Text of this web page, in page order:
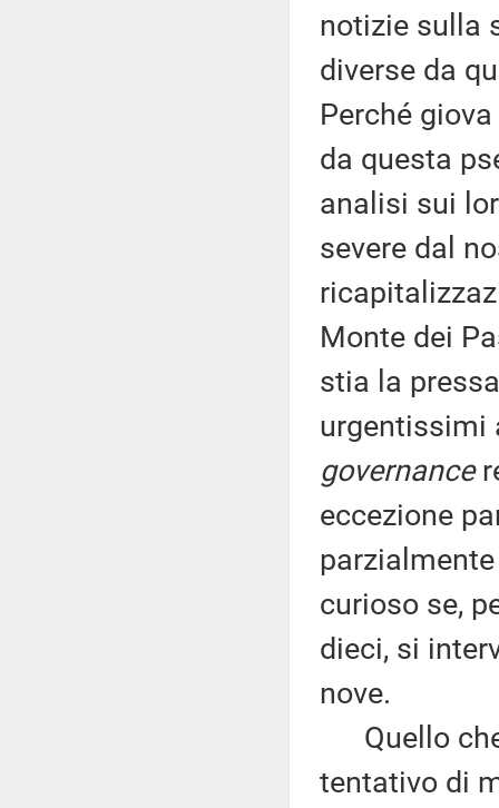
notizie sulla
diverse da
Perché
da questa
analisi sui
severe dal
Monte dei
stia la
urgentissimi
governance
eccezione
curioso se,
dieci, si
nove.
Quello che
tentativo di